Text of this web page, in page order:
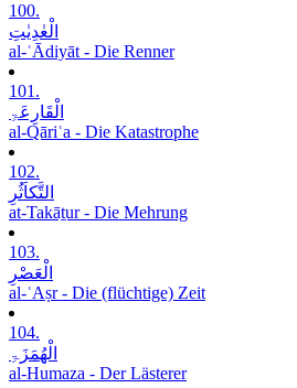
100.
الْعٰدِیٰتِ
al-ʿĀdiyāt - Die Renner
101.
الْقَارِعَۃِ
al-Qāriʿa - Die Katastrophe
102.
التَّکاَثُرِ
at-Takāṯur - Die Mehrung
103.
الْعَصْرِ
al-ʿAṣr - Die (flüchtige) Zeit
104.
الْھُمَزَۃِ
al-Humaza - Der Lästerer